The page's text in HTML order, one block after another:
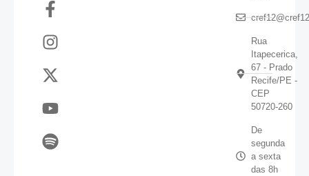
Rua
Itapecerica,
67 - Prado
Recife/PE -
CEP
50720-260
De
segunda
a sexta
das 8h